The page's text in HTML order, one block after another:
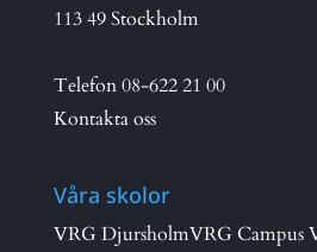
113 49 Stockholm
Telefon08-622 21 00
Kontakta oss
Våra skolor
VRG DjursholmVRG Campus